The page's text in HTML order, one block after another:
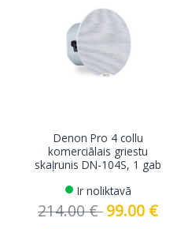
Denon Pro 4 collu
komerciālais griestu
skaļrunis DN-104S, 1 gab
Ir noliktavā
214.00€ Original
price
99.00 €price